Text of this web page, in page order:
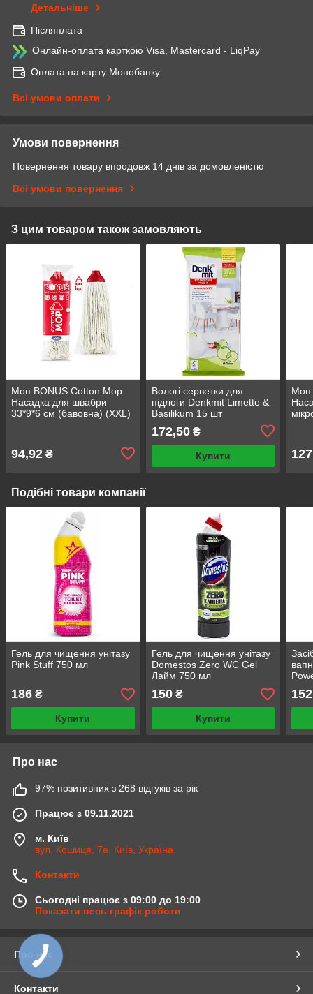
Детальніше
Післяплата
Онлайн-оплата карткою Visa, Mastercard - LiqPay
Оплата на карту Монобанку
Всі умови оплати
Умови повернення
Повернення товару впродовж 14 днів за домовленістю
Всі умови повернення
З цим товаром також замовляють
Моп BONUS Cotton Mop
Насадка для швабри
33*9*6 см (бавовна) (XXL)
94,92 ₴
Вологі серветки для
підлоги Denkmit Limette &
Basilikum 15 шт
172,50₴
Купити
Моп
Подібні товари компанії
Гель для чищення унітазу
Pink Stuff 750 мл
186 ₴
Купити
Гель для чищення унітазу
Domestos Zero WC Gel
Лайм 750 мл
150₴
Купити
мл
152
Про нас
97% позитивних з 268 відгуків за рік
Працює з 09.11.2021
м. Київ
вул. Кошиця, 7а, Київ, Україна
Контакти
Сьогодні працює з 09:00 до 19:00
Показати весь графік роботи
Про нас
Контакти